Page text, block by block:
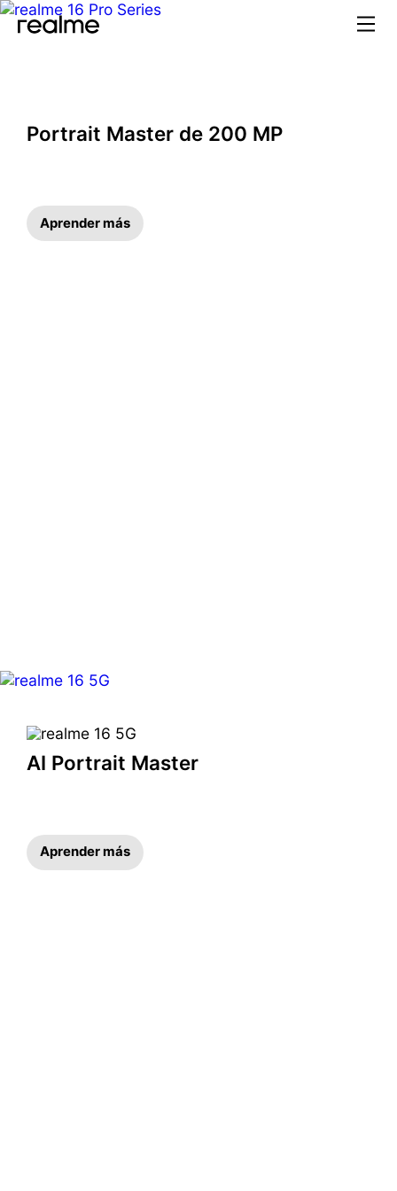
realme España –
Portrait Master de 200 MP
Aprender más
AI Portrait Master
Aprender más